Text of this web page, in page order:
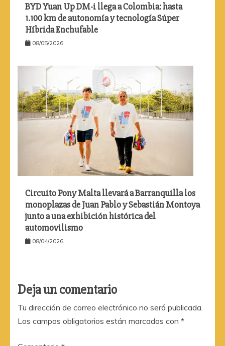
BYD Yuan Up DM-i llega a Colombia: hasta
1.100 km de autonomía y tecnología Súper
Híbrida Enchufable
08/05/2026
Circuito Pony Malta llevará a Barranquilla los
monoplazas de Juan Pablo y Sebastián Montoya
junto a una exhibición histórica del
automovilismo
08/04/2026
Deja un comentario
Tu dirección de correo electrónico no será publicada.
Los campos obligatorios están marcados con *